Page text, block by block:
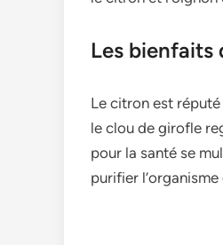
Les
Le citron est
le clou de girofle
pour la santé se
purifier